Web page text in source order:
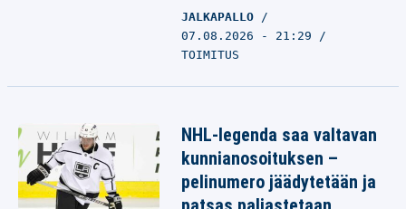
JALKAPALLO
07.08.2026 - 21:29
TOIMITUS
NHL-legenda saa valtavan
kunnianosoituksen –
pelinumero jäädytetään ja